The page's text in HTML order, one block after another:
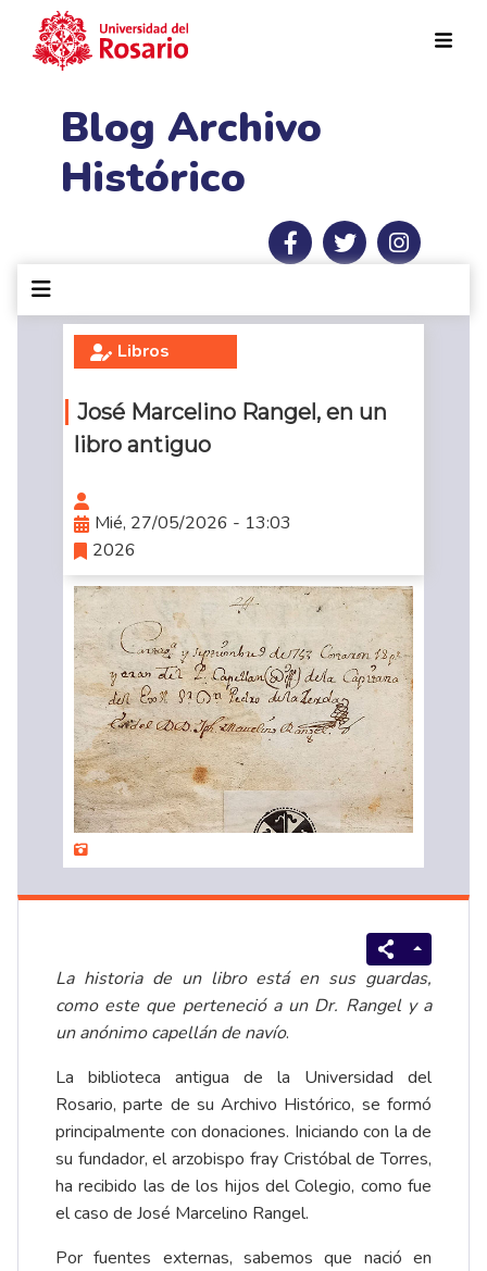
Blog Archivo
Histórico
Libros
José Marcelino Rangel, en un
libro antiguo
Mié, 27/05/2026 - 13:03
2026
La historia de un libro está en sus guardas,
como este que perteneció a un Dr. Rangel y a
un anónimo capellán de navío.
La biblioteca antigua de la Universidad del
Rosario, parte de su Archivo Histórico, se formó
principalmente con donaciones. Iniciando con la de
su fundador, el arzobispo fray Cristóbal de Torres,
ha recibido las de los hijos del Colegio, como fue
el caso de José Marcelino Rangel.
Por fuentes externas, sabemos que nació en